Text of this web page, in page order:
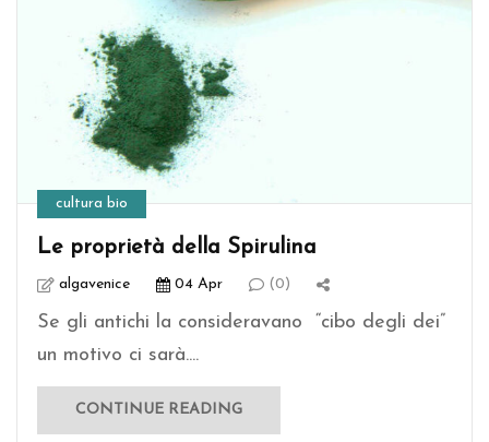
cultura bio
Le proprietà della Spirulina
algavenice 04 Apr (0)
Se gli antichi la consideravano “cibo degli dei”
un motivo ci sarà....
CONTINUE READING